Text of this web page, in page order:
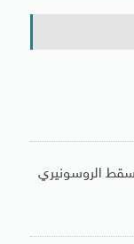
الروسونيري